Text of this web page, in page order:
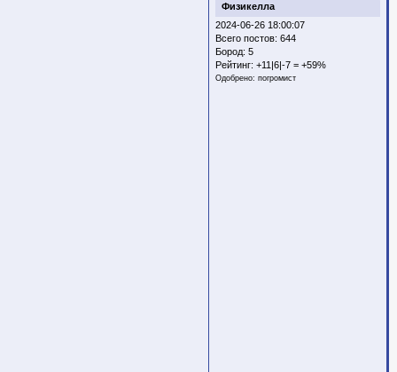
Физикелла
2024-06-26 18:00:07
Всего постов: 644
Бород: 5
Рейтинг: +11|6|-7 = +59%
Одобрено: погромист